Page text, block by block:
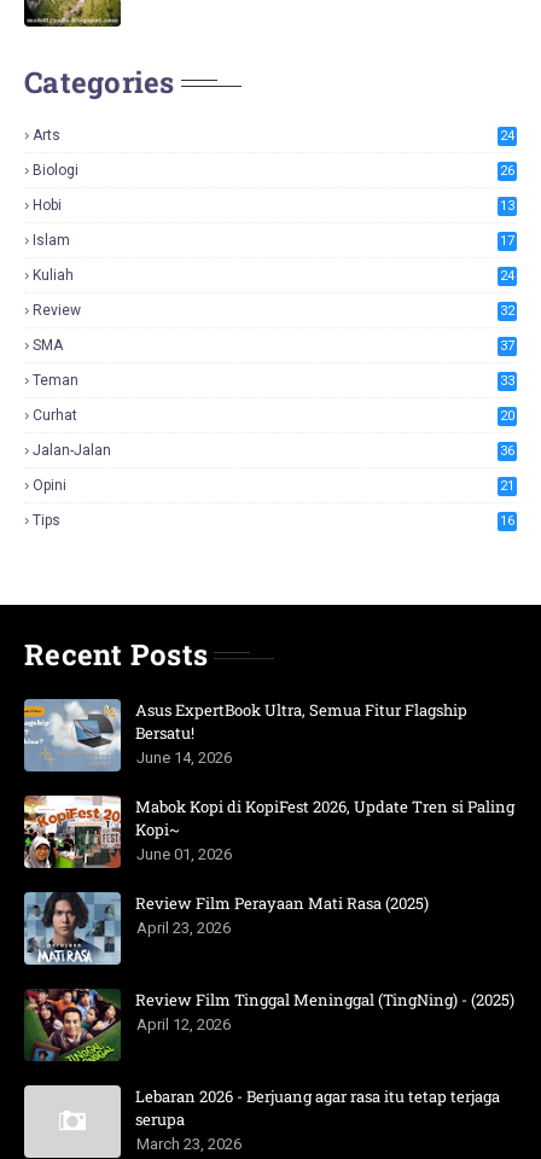
Categories
Arts 24
Biologi 26
Hobi 13
Islam 17
Kuliah 24
Review 32
SMA 37
Teman 33
Curhat 20
Jalan-Jalan 36
Opini 21
Tips 16
Recent Posts
Asus ExpertBook Ultra, Semua Fitur Flagship
Bersatu!
June 14, 2026
Mabok Kopi di KopiFest 2026, Update Tren si Paling
Kopi~
June 01, 2026
Review Film Perayaan Mati Rasa (2025)
April 23, 2026
Review Film Tinggal Meninggal (TingNing) - (2025)
April 12, 2026
Lebaran 2026 - Berjuang agar rasa itu tetap terjaga
serupa
March 23, 2026